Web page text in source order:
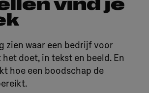
zien waar een bedrijf voor
doet, in tekst en beeld. En
hoe een boodschap de